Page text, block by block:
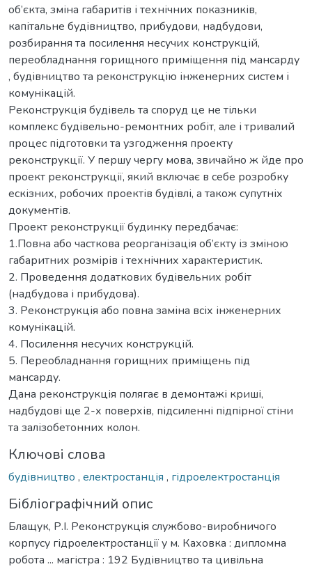
об’єкта, зміна габаритів і технічних показників,
капітальне будівництво, прибудови, надбудови,
розбирання та посилення несучих конструкцій,
переобладнання горищного приміщення під мансарду
, будівництво та реконструкцію інженерних систем і
комунікацій.
Реконструкція будівель та споруд це не тільки
комплекс будівельно-ремонтних робіт, але і тривалий
процес підготовки та узгодження проекту
реконструкції. У першу чергу мова, звичайно ж йде про
проект реконструкції, який включає в себе розробку
ескізних, робочих проектів будівлі, а також супутніх
документів.
Проект реконструкції будинку передбачає:
1.Повна або часткова реорганізація об’єкту із зміною
габаритних розмірів і технічних характеристик.
2. Проведення додаткових будівельних робіт
(надбудова і прибудова).
3. Реконструкція або повна заміна всіх інженерних
комунікацій.
4. Посилення несучих конструкцій.
5. Переобладнання горищних приміщень під
мансарду.
Дана реконструкція полягає в демонтажі криші,
надбудові ще 2-х поверхів, підсиленні підпірної стіни
та залізобетонних колон.
Ключові слова
будівництво , електростанція , гідроелектростанція
Бібліографічний опис
Блащук, Р.І. Реконструкція службово-виробничого
корпусу гідроелектростанції у м. Каховка : дипломна
робота ... магістра : 192 Будівництво та цивільна